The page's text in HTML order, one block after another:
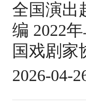
全国演出
编 2022
国戏剧家
2026-04-